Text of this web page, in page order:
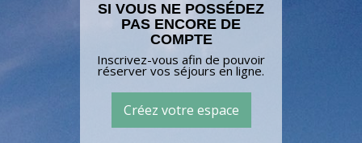
SI VOUS NE POSSÉDEZ
PAS ENCORE DE
COMPTE
Inscrivez-vous afin de pouvoir
réserver vos séjours en ligne.
Créez votre espace